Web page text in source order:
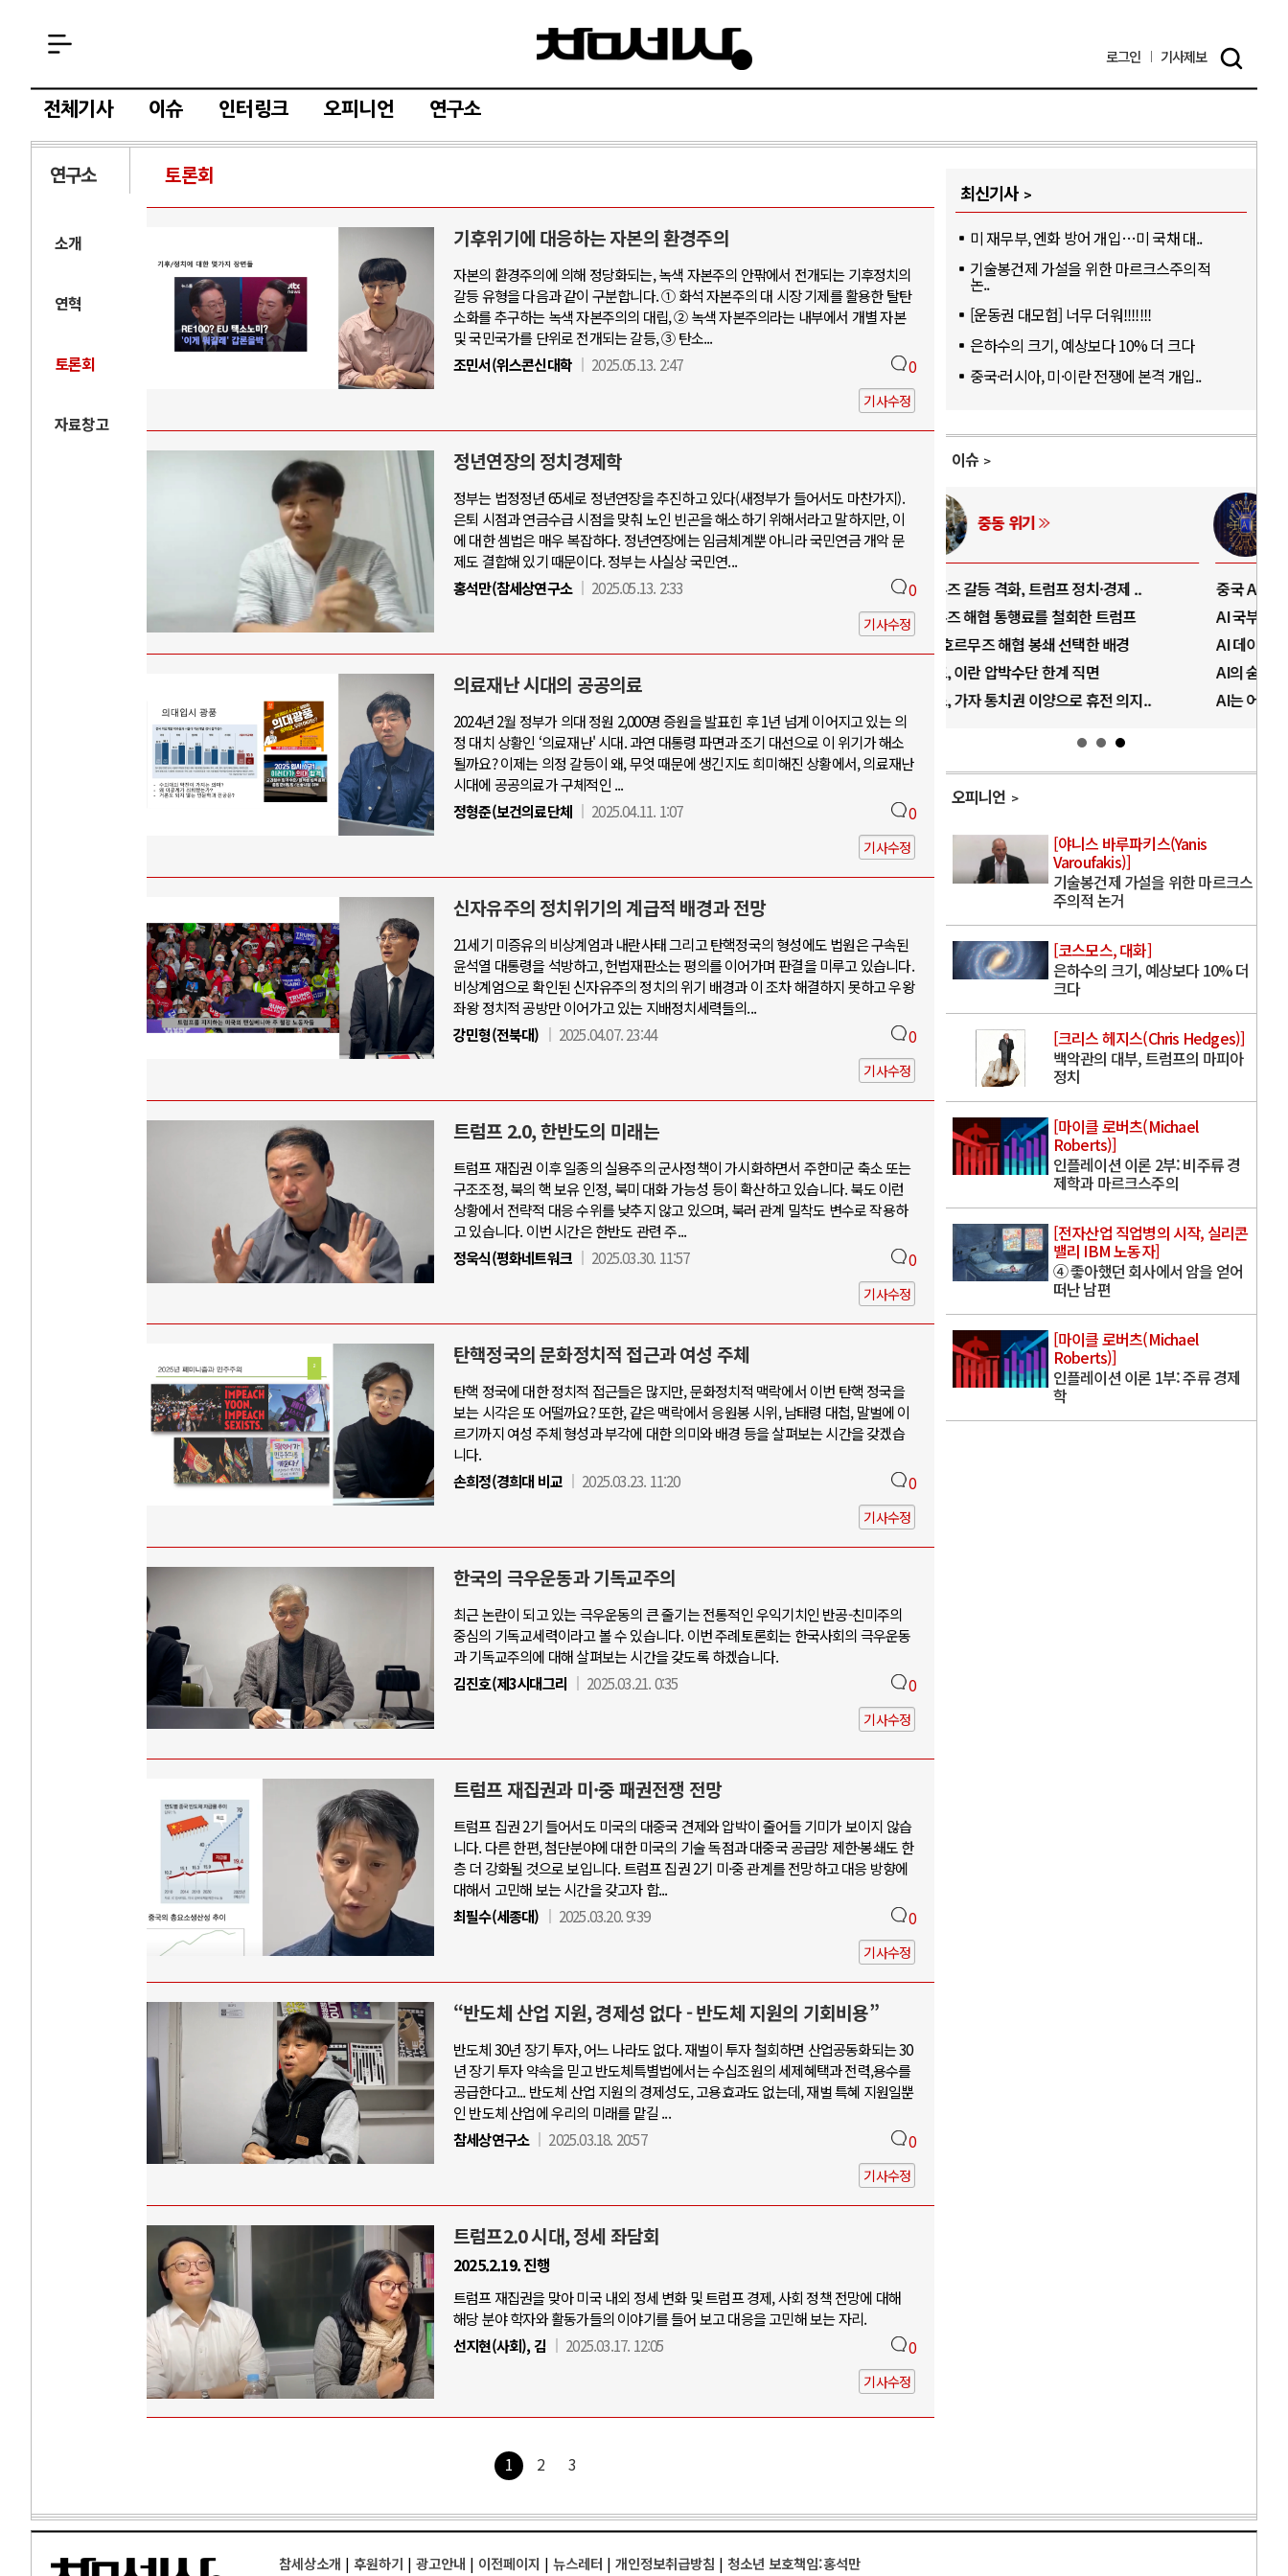
로그인 기사제보
전체기사 이슈 인터링크 오피니언 연구소
연구소 토론회
소개
연혁
토론회
자료창고
기후위기에 대응하는 자본의 환경주의
자본의 환경주의에 의해 정당화되는, 녹색 자본주의 안팎에서 전개되는 기후정치의
갈등 유형을 다음과 같이 구분합니다. ① 화석 자본주의 대 시장 기제를 활용한 탈탄
소화를 추구하는 녹색 자본주의의 대립, ② 녹색 자본주의라는 내부에서 개별 자본
및 국민국가를 단위로 전개되는 갈등, ③ 탄소...
조민서(위스콘신대학
2025.05.13. 2:47 0
기사수정
정년연장의 정치경제학
정부는 법정정년 65세로 정년연장을 추진하고 있다(새정부가 들어서도 마찬가지).
은퇴 시점과 연금수급 시점을 맞춰 노인 빈곤을 해소하기 위해서라고 말하지만, 이
에 대한 셈법은 매우 복잡하다. 정년연장에는 임금체계뿐 아니라 국민연금 개악 문
제도 결합해 있기 때문이다. 정부는 사실상 국민연...
홍석만(참세상연구소
2025.05.13. 2:33 0
기사수정
의료재난 시대의 공공의료
2024년 2월 정부가 의대 정원 2,000명 증원을 발표힌 후 1년 넘게 이어지고 있는 의
정 대치 상황인 ‘의료재난' 시대. 과연 대통령 파면과 조기 대선으로 이 위기가 해소
될까요? 이제는 의정 갈등이 왜, 무엇 때문에 생긴지도 희미해진 상황에서, 의료재난
시대에 공공의료가 구체적인 ...
정형준(보건의료단체
2025.04.11. 1:07 0
기사수정
신자유주의 정치위기의 계급적 배경과 전망
21세기 미증유의 비상계엄과 내란사태 그리고 탄핵정국의 형성에도 법원은 구속된
윤석열 대통령을 석방하고, 헌법재판소는 평의를 이어가며 판결을 미루고 있습니다.
비상계엄으로 확인된 신자유주의 정치의 위기 배경과 이 조차 해결하지 못하고 우왕
좌왕 정치적 공방만 이어가고 있는 지배정치세력들의...
강민형(전북대)
2025.04.07. 23:44 0
기사수정
트럼프 2.0, 한반도의 미래는
트럼프 재집권 이후 일종의 실용주의 군사정책이 가시화하면서 주한미군 축소 또는
구조조정, 북의 핵 보유 인정, 북미 대화 가능성 등이 확산하고 있습니다. 북도 이런
상황에서 전략적 대응 수위를 낮추지 않고 있으며, 북러 관계 밀착도 변수로 작용하
고 있습니다. 이번 시간은 한반도 관련 주...
정욱식(평화네트워크
2025.03.30. 11:57 0
기사수정
탄핵정국의 문화정치적 접근과 여성 주체
탄핵 정국에 대한 정치적 접근들은 많지만, 문화정치적 맥락에서 이번 탄핵 정국을
보는 시각은 또 어떨까요? 또한, 같은 맥락에서 응원봉 시위, 남태령 대첩, 말벌에 이
르기까지 여성 주체 형성과 부각에 대한 의미와 배경 등을 살펴보는 시간을 갖겠습
니다.
손희정(경희대 비교
2025.03.23. 11:20 0
기사수정
한국의 극우운동과 기독교주의
최근 논란이 되고 있는 극우운동의 큰 줄기는 전통적인 우익기치인 반공-친미주의
중심의 기독교세력이라고 볼 수 있습니다. 이번 주례토론회는 한국사회의 극우운동
과 기독교주의에 대해 살펴보는 시간을 갖도록 하겠습니다.
김진호(제3시대그리
2025.03.21. 0:35 0
기사수정
트럼프 재집권과 미·중 패권전쟁 전망
트럼프 집권 2기 들어서도 미국의 대중국 견제와 압박이 줄어들 기미가 보이지 않습
니다. 다른 한편, 첨단분야에 대한 미국의 기술 독점과 대중국 공급망 제한·봉쇄도 한
층 더 강화될 것으로 보입니다. 트럼프 집권 2기 미·중 관계를 전망하고 대응 방향에
대해서 고민해 보는 시간을 갖고자 합...
최필수(세종대)
2025.03.20. 9:39 0
기사수정
“반도체 산업 지원, 경제성 없다 - 반도체 지원의 기회비용”
반도체 30년 장기 투자, 어느 나라도 없다. 재벌이 투자 철회하면 산업공동화되는 30
년 장기 투자 약속을 믿고 반도체특별법에서는 수십조원의 세제혜택과 전력,용수를
공급한다고... 반도체 산업 지원의 경제성도, 고용효과도 없는데, 재벌 특혜 지원일뿐
인 반도체 산업에 우리의 미래를 맡길 ...
참세상연구소
2025.03.18. 20:57 0
기사수정
트럼프2.0 시대, 정세 좌담회
2025.2.19. 진행
트럼프 재집권을 맞아 미국 내외 정세 변화 및 트럼프 경제, 사회 정책 전망에 대해
해당 분야 학자와 활동가들의 이야기를 들어 보고 대응을 고민해 보는 자리.
선지현(사회), 김
2025.03.17. 12:05 0
기사수정
1 2 3
최신기사
미 재무부, 엔화 방어 개입…미 국채 대..
기술봉건제 가설을 위한 마르크스주의적
논..
[운동권 대모험] 너무 더워!!!!!!!
은하수의 크기, 예상보다 10% 더 크다
중국·러시아, 미·이란 전쟁에 본격 개입..
이슈
중국 AI, 저가 공세로 글로벌 토큰 시..
AI 국부펀드 구상 놓고 미국 진보진영 ..
러시아-우크라이나 전쟁
전쟁의 추상화: 우크라이나, 대리전의 역..
EU·우크라이나 드론 협력 직후, 러시아..
우크라이나, 덴마크, 에스토니아, 네덜란..
러·우크라, 대규모 공습 주고받아…민간 ..
중동 위기
호르무즈 갈등 격화, 트럼프 정치·경제 ..
호르무즈 해협 통행료를 철회한 트럼프
이란, 호르무즈 해협 봉쇄 선택한 배경
AI와 인간
중국 AI, 저가 공세로 글로벌 토큰 시..
AI 국부펀드 구상 놓고 미국 진보진영 ..
AI 데이터센터 반대 투쟁은 새로운 글로..
AI의 숨은 환경 비용: 데이터센터 확산..
AI는 어떻게 미국 민주주의를 잠식하고 ..
오피니언
[야니스 바루파키스(Yanis
Varoufakis)]
기술봉건제 가설을 위한 마르크스
주의적 논거
[코스모스, 대화]
은하수의 크기, 예상보다 10% 더
크다
[크리스 헤지스(Chris Hedges)]
백악관의 대부, 트럼프의 마피아
정치
[마이클 로버츠(Michael
Roberts)]
인플레이션 이론 2부: 비주류 경
제학과 마르크스주의
[전자산업 직업병의 시작, 실리콘
밸리 IBM 노동자]
④ 좋아했던 회사에서 암을 얻어
떠난 남편
[마이클 로버츠(Michael
Roberts)]
인플레이션 이론 1부: 주류 경제
학
참세상소개 | 후원하기 | 광고안내 | 이전페이지 | 뉴스레터 | 개인정보취급방침 | 청소년 보호책임:홍석만